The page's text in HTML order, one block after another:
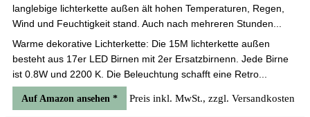
langlebige lichterkette außen ält hohen Temperaturen, Regen,
Wind und Feuchtigkeit stand. Auch nach mehreren Stunden...
Warme dekorative Lichterkette: Die 15M lichterkette außen
besteht aus 17er LED Birnen mit 2er Ersatzbirnenn. Jede Birne
ist 0.8W und 2200 K. Die Beleuchtung schafft eine Retro...
Auf Amazon ansehen * Preis inkl. MwSt., zzgl. Versandkosten